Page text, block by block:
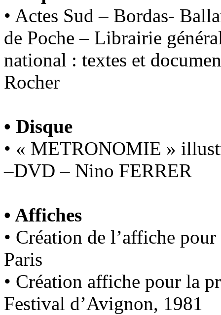
• Actes Sud – Bordas-
de Poche – Librairie
national : textes et
Rocher
• Disque
• « METRONOMIE »
–DVD – Nino FERRER
• Affiches
• Création de l’affiche
Paris
• Création affiche pour la
Festival d’Avignon, 1981